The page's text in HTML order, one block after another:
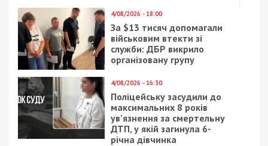
4/08/2026 - 18:00
За $13 тисяч допомагали
військовим втекти зі
служби: ДБР викрило
організовану групу
4/08/2026 - 16:30
Поліцейську засудили до
максимальних 8 років
ув’язнення за смертельну
ДТП, у якій загинула 6-
річна дівчинка